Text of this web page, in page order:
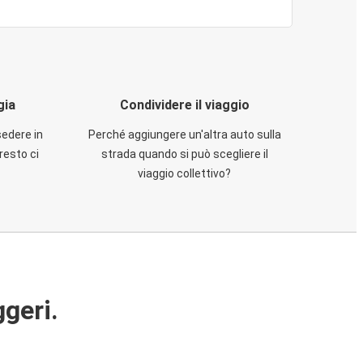
in
ci
Condividere il viaggio
Perché aggiungere un'altra auto sulla
strada quando si può scegliere il
viaggio collettivo?